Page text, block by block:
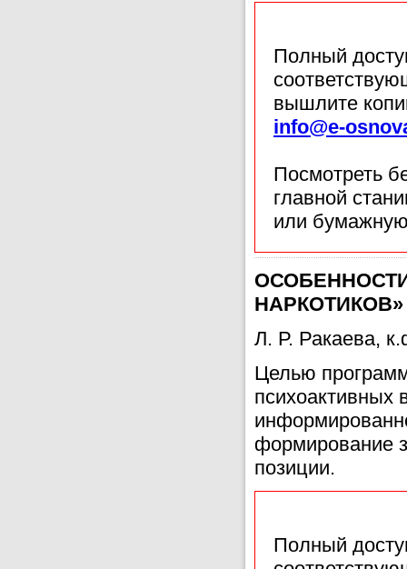
Полный
вышлите
info@e-
Посмотреть
главной
или
НАРКОТИКОВ»
Л. Р. Ракаева,
Целью
формирование
позиции.
Полный